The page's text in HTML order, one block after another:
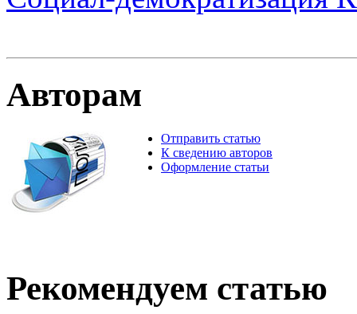
Авторам
Отправить статью
К сведению авторов
Оформление статьи
Рекомендуем статью